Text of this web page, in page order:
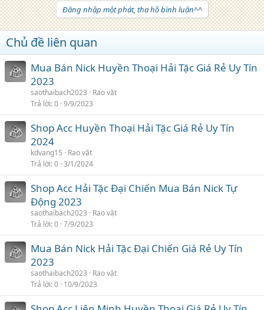
Đăng nhập một phát, tha hồ bình luận^^
Chủ đề liên quan
Mua Bán Nick Huyền Thoại Hải Tặc Giá Rẻ Uy Tín
2023
saothaibach2023
Rao vặt
Trả lời 0 9/9/2023
Shop Acc Huyền Thoại Hải Tặc Giá Rẻ Uy Tín
2024
kdvang15
Rao vặt
Trả lời 0 3/1/2024
Shop Acc Hải Tặc Đại Chiến Mua Bán Nick Tự
Động 2023
saothaibach2023
Rao vặt
Trả lời 0 7/9/2023
Mua Bán Nick Hải Tặc Đại Chiến Giá Rẻ Uy Tín
2023
saothaibach2023
Rao vặt
Trả lời 0 10/9/2023